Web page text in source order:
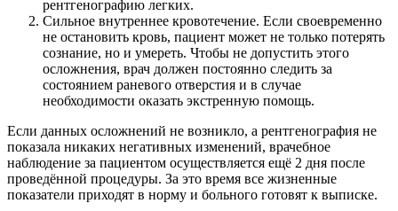
рентгенографию легких.
Сильное внутреннее кровотечение. Если своевременно
не остановить кровь, пациент может не только потерять
сознание, но и умереть. Чтобы не допустить этого
осложнения, врач должен постоянно следить за
состоянием раневого отверстия и в случае
необходимости оказать экстренную помощь.
Если данных осложнений не возникло, а рентгенография не
показала никаких негативных изменений, врачебное
наблюдение за пациентом осуществляется ещё 2 дня после
проведённой процедуры. За это время все жизненные
показатели приходят в норму и больного готовят к выписке.